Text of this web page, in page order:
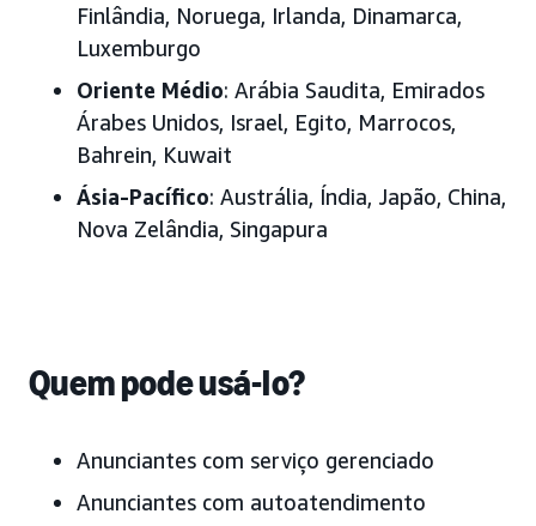
Finlândia, Noruega, Irlanda, Dinamarca,
Luxemburgo
Oriente Médio: Arábia Saudita, Emirados
Árabes Unidos, Israel, Egito, Marrocos,
Bahrein, Kuwait
Ásia-Pacífico: Austrália, Índia, Japão, China,
Nova Zelândia, Singapura
Quem pode usá-lo?
Anunciantes com serviço gerenciado
Anunciantes com autoatendimento